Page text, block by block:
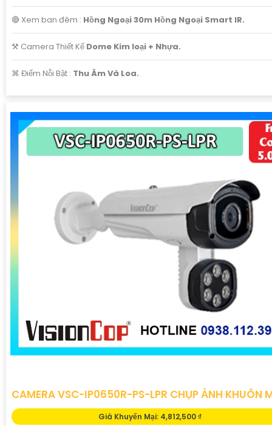
🔴 Xem ban đêm : Hồng Ngoại 30m Hồng Ngoại Smart IR.
⚒ Camera Thiết Kế Dome Kim loại + Nhựa.
️⌘ Điểm Nỗi Bật : Thu Âm Và Loa.
CAMERA VSC-IP0650R-PS-LPR CHỤP ẢNH KHUÔN
Giá Khuyến Mại: 4,812,500 ₫